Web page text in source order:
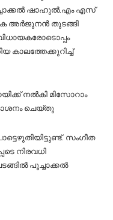
ഷാഹുല്‍.എം എസ്
അര്‍ജുനന്‍ തുടങ്ങി
കാലത്തേക്കുറിച്ച്‌
നല്‍കി മിസോറാം
ചെയ്തു
സംഗീത
നിരവധി
പൂച്ചാക്കല്‍